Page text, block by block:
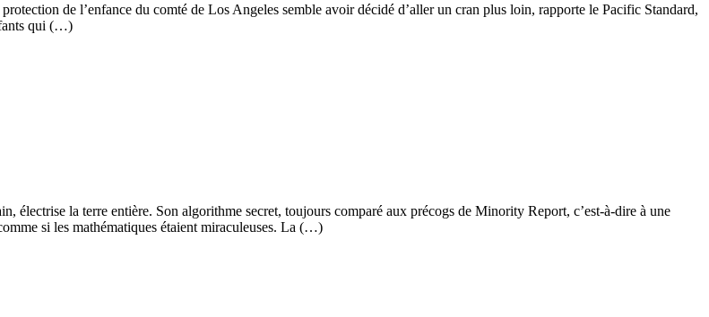
de l’enfance du comté de Los Angeles semble avoir décidé d’aller un cran plus loin, rapporte le Pacific Standard,
qui (…)
électrise la terre entière. Son algorithme secret, toujours comparé aux précogs de Minority Report, c’est-à-dire à une
si les mathématiques étaient miraculeuses. La (…)